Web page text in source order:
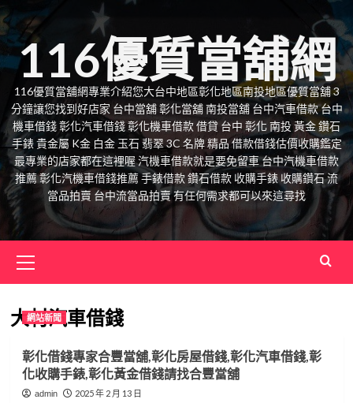
to
content116優質當舖網
116優質當舖網專業介紹您大台中地區彰化地區南投地區優質當舖 3
分鐘讓您找到好店家 台中當舖 彰化當舖 南投當舖 台中汽車借款 台中
機車借錢 彰化汽車借錢 彰化機車借款 借貸 台中 彰化 南投 黃金 鑽石
手錶 貴金屬 K金 白金 玉石 翡翠 3C 名牌 精品 借款借錢估價收購鑑定
最專業的店家都在這裡喔 汽機車借款就是要免留車 台中汽機車借款
推薦 彰化汽機車借錢推薦 手錶借款 鑽石借款 收購手錶 收購鑽石 流
當品拍賣 台中流當品拍賣 有任何需求都可以來這尋找
Menu
大村汽車借錢
網站新聞
彰化借錢專家合豐當舖,彰化房屋借錢,彰化汽車借錢,彰
化收購手錶,彰化黃金借錢請找合豐當舖
admin 2025 年 2 月 13 日